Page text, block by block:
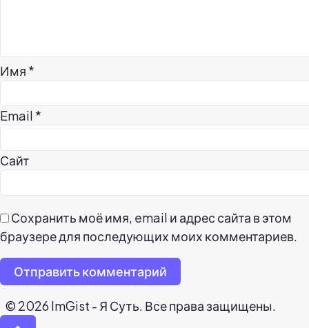
Имя *
Email *
Сайт
Сохранить моё имя, email и адрес сайта в этом
браузере для последующих моих комментариев.
Отправить комментарий
© 2026 ImGist - Я Суть. Все права защищены.